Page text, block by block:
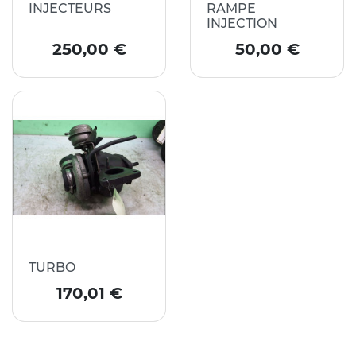
INJECTEURS
Prix
250,00 €
RAMPE
INJECTION
Prix
50,00 €
TURBO
Prix
170,01 €